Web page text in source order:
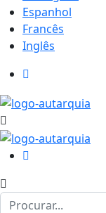
Espanhol
Francês
Inglês